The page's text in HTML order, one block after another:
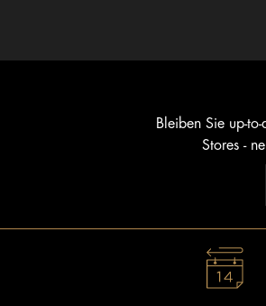
Bleiben Sie up-
Stores -